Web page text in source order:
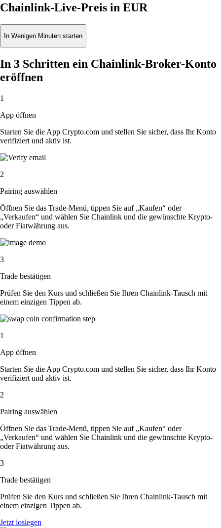
Chainlink-Live-Preis in EUR
In Wenigen Minuten starten
In 3 Schritten ein Chainlink-Broker-Konto
eröffnen
1
App öffnen
Starten Sie die App Crypto.com und stellen Sie sicher, dass Ihr Konto
verifiziert und aktiv ist.
2
Pairing auswählen
Öffnen Sie das Trade-Menü, tippen Sie auf „Kaufen“ oder
„Verkaufen“ und wählen Sie Chainlink und die gewünschte Krypto-
oder Fiatwährung aus.
3
Trade bestätigen
Prüfen Sie den Kurs und schließen Sie Ihren Chainlink-Tausch mit
einem einzigen Tippen ab.
1
App öffnen
Starten Sie die App Crypto.com und stellen Sie sicher, dass Ihr Konto
verifiziert und aktiv ist.
2
Pairing auswählen
Öffnen Sie das Trade-Menü, tippen Sie auf „Kaufen“ oder
„Verkaufen“ und wählen Sie Chainlink und die gewünschte Krypto-
oder Fiatwährung aus.
3
Trade bestätigen
Prüfen Sie den Kurs und schließen Sie Ihren Chainlink-Tausch mit
einem einzigen Tippen ab.
Jetzt loslegen